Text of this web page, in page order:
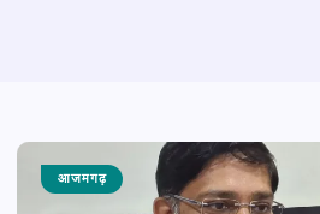
आजमगढ़